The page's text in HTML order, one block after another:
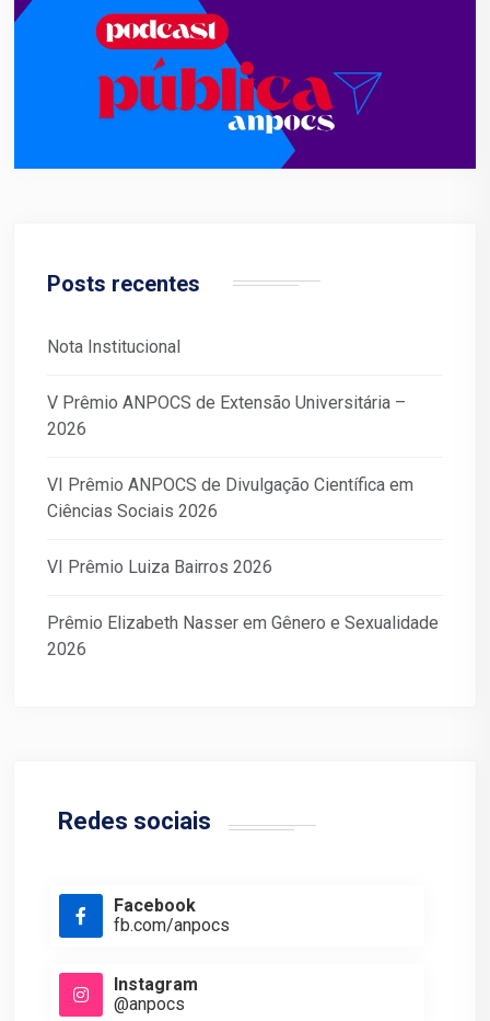
Posts recentes
Nota Institucional
V Prêmio ANPOCS de Extensão Universitária –
2026
VI Prêmio ANPOCS de Divulgação Científica em
Ciências Sociais 2026
VI Prêmio Luiza Bairros 2026
Prêmio Elizabeth Nasser em Gênero e Sexualidade
2026
Redes sociais
Facebook
fb.com/anpocs
Instagram
@anpocs